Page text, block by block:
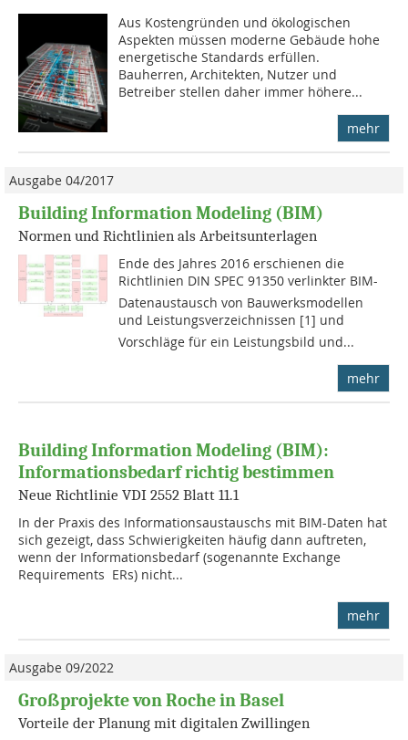
Aus Kostengründen und ökologi­schen
Aspekten müssen moderne Gebäude hohe
energetische Standards erfüllen.
Bauherren, Archi­tekten, Nutzer und
Betreiber stellen daher immer höhere...
mehr
Ausgabe 04/2017
Building Information Modeling (BIM)
Normen und Richtlinien als Arbeitsunterlagen
Ende des Jahres 2016 erschienen die
Richtlinien DIN SPEC 91350 verlinkter BIM-
Datenaustausch von Bauwerksmodellen
und Leistungsverzeichnissen [1] und
Vorschläge für ein Leistungsbild und...
mehr
Building Information Modeling (BIM):
Informationsbedarf richtig bestimmen
Neue Richtlinie VDI 2552 Blatt 11.1
In der Praxis des Informationsaustauschs mit BIM-Daten hat
sich gezeigt, dass Schwierigkeiten häufig dann auftreten,
wenn der Informationsbedarf (sogenannte Exchange
Requirements  ERs) nicht...
mehr
Ausgabe 09/2022
Großprojekte von Roche in Basel
Vorteile der Planung mit digitalen Zwillingen